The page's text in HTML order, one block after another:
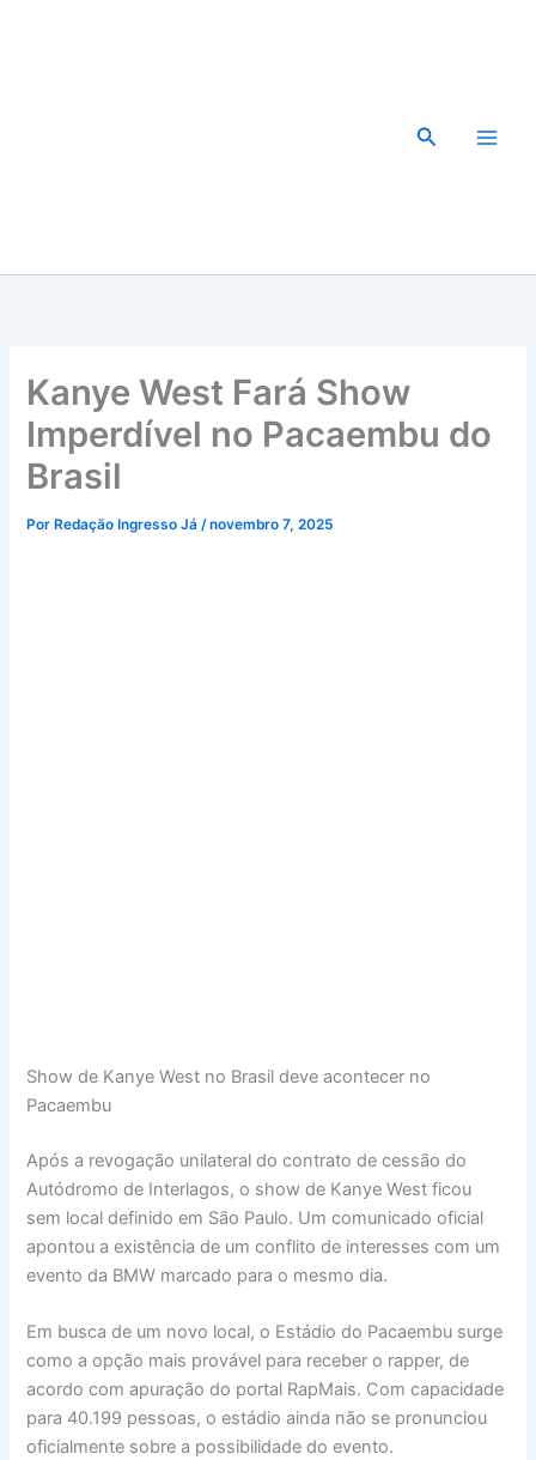
Pesquisar
Kanye West Fará Show
Imperdível no Pacaembu do
Brasil
Por Redação Ingresso Já/novembro 7, 2025
Show de Kanye West no Brasil deve acontecer no
Pacaembu
Após a revogação unilateral do contrato de cessão do
Autódromo de Interlagos, o show de Kanye West ficou
sem local definido em São Paulo. Um comunicado oficial
apontou a existência de um conflito de interesses com um
evento da BMW marcado para o mesmo dia.
Em busca de um novo local, o Estádio do Pacaembu surge
como a opção mais provável para receber o rapper, de
acordo com apuração do portal RapMais. Com capacidade
para 40.199 pessoas, o estádio ainda não se pronunciou
oficialmente sobre a possibilidade do evento.